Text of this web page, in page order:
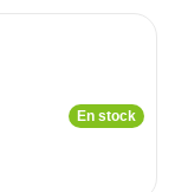
En stock